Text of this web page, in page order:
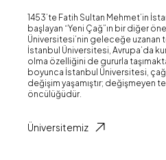
1453’te Fatih Sultan Mehmet’in
başlayan “Yeni Çağ”ın bir diğer
Üniversitesi’nin geleceğe uzanan
İstanbul Üniversitesi, Avrupa’da
olma özelliğini de gururla
boyunca İstanbul Üniversitesi,
değişim yaşamıştır; değişmeyen
öncülüğüdür.
Üniversitemiz